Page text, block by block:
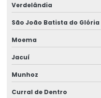
Verdelândia
São João Batista do Glória
Moema
Jacuí
Munhoz
Curral de Dentro